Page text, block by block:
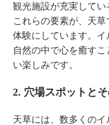
観光施設が充実してい
これらの要素が、天
体験にしています。イ
自然の中で心を癒す
い楽しみです。
2. 穴場スポットと
天草には、数多くの